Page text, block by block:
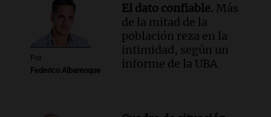
Por
Federico Albarenque
El dato confiable. Más
de la mitad de la
población reza en la
intimidad, según un
informe de la UBA